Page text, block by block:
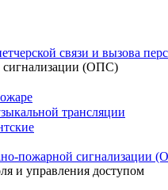
связи и вызова
(ОПС)
трансляции
пожарной сигнализации
и управления доступом